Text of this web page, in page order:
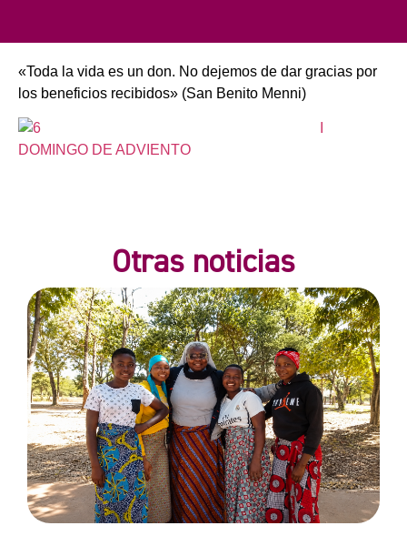
«Toda la vida es un don. No dejemos de dar gracias por
los beneficios recibidos» (San Benito Menni)
DOMINGO DE ADVIENTO
Otras noticias